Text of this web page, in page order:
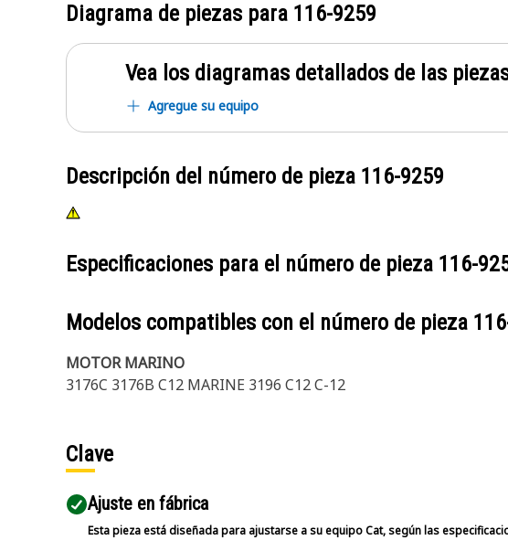
Diagrama de piezas para 116-9259
Vea los diagramas detallados de las
Agregue su equipo
Descripción del número de pieza 116-9259
Especificaciones para el número de pieza 116-
Modelos compatibles con el número de pieza
MOTOR MARINO
3176C 3176B C12 MARINE 3196 C12 C-12
Clave
Ajuste en fábrica
Esta pieza está diseñada para ajustarse a su equipo Cat, según las